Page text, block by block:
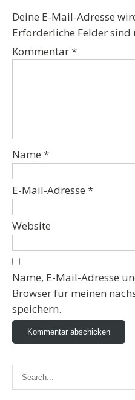
Deine E-Mail-Adresse
Erforderliche Felder sind
Kommentar*
Name *
E-Mail-Adresse *
Website
Name, E-Mail-Adresse
Browser für meinen
speichern.